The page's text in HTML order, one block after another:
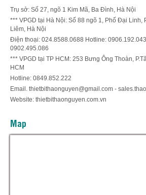
Trụ sở: Số 27, ngõ 1 Kim Mã, Ba Đình, Hà Nội
*** VPGD tại Hà Nội: Số 88 ngõ 1, Phố Đại Linh,
Liêm, Hà Nội
Điện thoại: 024.8588.0688 Hotline:
0902.495.086
*** VPGD tại TP HCM: 253 Bưng Ông Thoàn,
HCM
Hotline: 0849.852.222
Email. thietbithaonguyen@gmail.com -
Website: thietbithaonguyen.com.vn
Map